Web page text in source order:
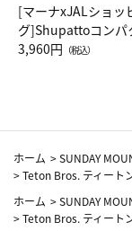
[マーナxJALショッ
グ]Shupattoコンパ
Drop JAL客室乗務員
3,960円 （税込）
ホーム >SUNDAY
>Teton Bros. ティート
ホーム >SUNDAY
>Teton Bros. ティート